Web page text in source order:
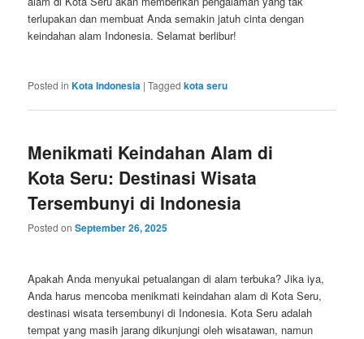
terlupakan dan membuat Anda semakin jatuh cinta dengan
keindahan alam Indonesia. Selamat berlibur!
Posted in Kota Indonesia |Tagged kota seru
Menikmati Keindahan Alam di
Kota Seru: Destinasi Wisata
Tersembunyi di Indonesia
Posted onSeptember 26, 2025
Apakah Anda menyukai petualangan di alam terbuka? Jika iya,
Anda harus mencoba menikmati keindahan alam di Kota Seru,
destinasi wisata tersembunyi di Indonesia. Kota Seru adalah
tempat yang masih jarang dikunjungi oleh wisatawan, namun